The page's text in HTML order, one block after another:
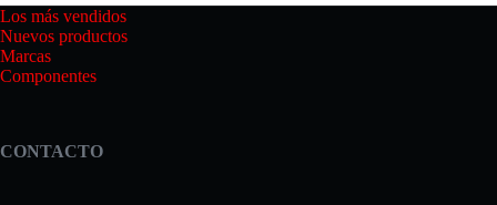
Los más vendidos
Nuevos productos
Marcas
Componentes
CONTACTO